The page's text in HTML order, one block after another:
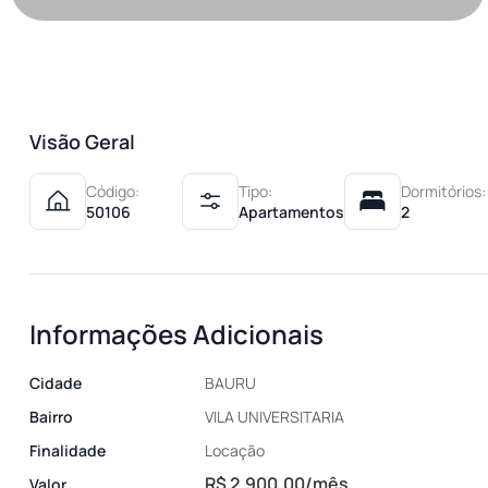
Visão Geral
Código:
50106
Tipo:
Apartamentos
Dormitórios:
2
Informações Adicionais
Cidade
BAURU
Bairro
VILA UNIVERSITARIA
Finalidade
Locação
Valor
R$ 2.900,00/mês